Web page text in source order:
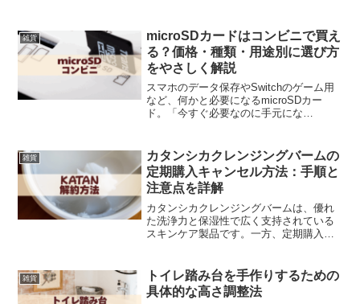
適さを大きく左右する重要なポイントで
す。本記事では、マウス...
雑貨
microSDカードはコンビニで買え
る？価格・種類・用途別に選び方
をやさしく解説
スマホのデータ保存やSwitchのゲーム用
など、何かと必要になるmicroSDカー
ド。「今すぐ必要なのに手元にな
えるmicroSDカードです。コンビニなら
24時間いつで...
雑貨
カタンシカクレンジングバームの
定期購入キャンセル方法：手順と
注意点を詳解
カタンシカクレンジングバームは、優れ
た洗浄力と保湿性で広く支持されている
スキンケア製品です。一方、定期購入を
います。本記事では、カタンシカクレン
ジングバームの定期購入キ...
雑貨
トイレ踏み台を手作りするための
具体的な高さ調整法